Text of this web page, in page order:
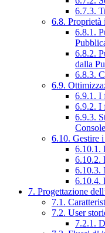
6.7.3.
6.8. Proprietà
6.8.1.
6.8.2.
dalla
6.8.3.
6.9.
6.9.1. I
6.9.2. I
6.9.3.
Console
6.10. Gestire
6.10.1.
6.10.2.
6.10.3.
6.10.4.
7. Progettazione
7.1.
7.2. User
7.2.1.